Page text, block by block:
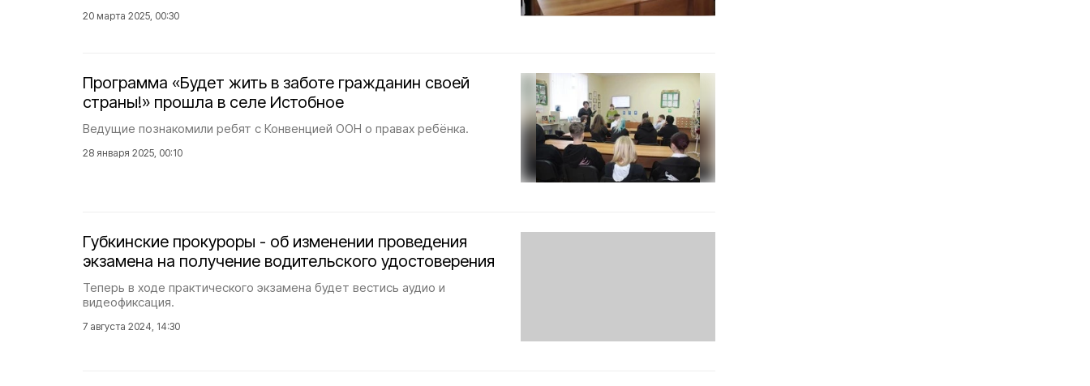
20 марта 2025, 00:30
Программа «Будет жить в заботе гражданин своей
страны!» прошла в селе Истобное
Ведущие познакомили ребят с Конвенцией ООН о правах ребёнка.
28 января 2025, 00:10
Губкинские прокуроры - об изменении проведения
экзамена на получение водительского удостоверения
Теперь в ходе практического экзамена будет вестись аудио и
видеофиксация.
7 августа 2024, 14:30